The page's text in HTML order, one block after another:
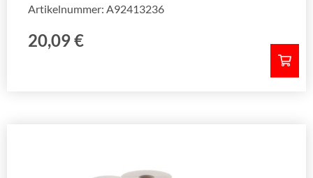
20,09€
Artikelnummer: A92413236